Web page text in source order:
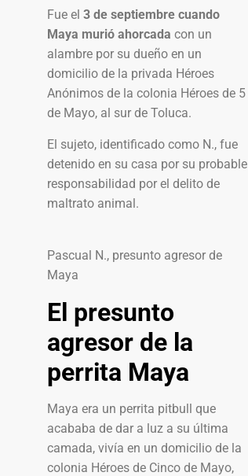
Fue el 3 de septiembre cuando
Maya murió ahorcada con un
alambre por su dueño en un
domicilio de la privada Héroes
Anónimos de la colonia Héroes de 5
de Mayo, al sur de Toluca.
El sujeto, identificado como N., fue
detenido en su casa por su probable
responsabilidad por el delito de
maltrato animal.
Pascual N., presunto agresor de
Maya
El presunto
agresor de la
perrita Maya
Maya era un perrita pitbull que
acababa de dar a luz a su última
camada, vivía en un domicilio de la
colonia Héroes de Cinco de Mayo,